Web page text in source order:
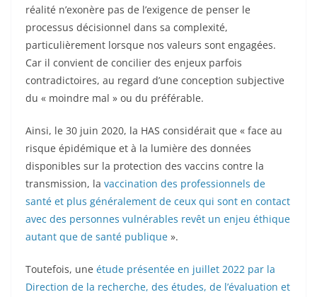
réalité n’exonère pas de l’exigence de penser le
processus décisionnel dans sa complexité,
particulièrement lorsque nos valeurs sont engagées.
Car il convient de concilier des enjeux parfois
contradictoires, au regard d’une conception subjective
du « moindre mal » ou du préférable.
Ainsi, le 30 juin 2020, la HAS considérait que « face au
risque épidémique et à la lumière des données
disponibles sur la protection des vaccins contre la
transmission, la vaccination des professionnels de
santé et plus généralement de ceux qui sont en contact
avec des personnes vulnérables revêt un enjeu éthique
autant que de santé publique ».
Toutefois, une étude présentée en juillet 2022 par la
Direction de la recherche, des études, de l’évaluation et